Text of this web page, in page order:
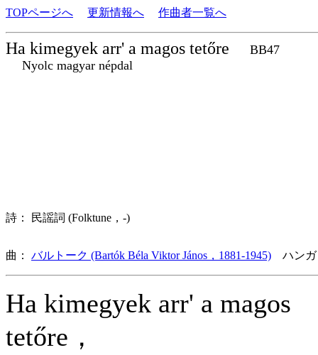
TOPページへ 更新情報へ 作曲者一覧へ
Ha kimegyek arr' a magos tetőre
BB47
Nyolc magyar népdal
詩： 民謡詞 (Folktune，-)
曲： バルトーク (Bartók Béla Viktor János，1881-1945) ハン
Ha kimegyek arr' a magos
tetőre，